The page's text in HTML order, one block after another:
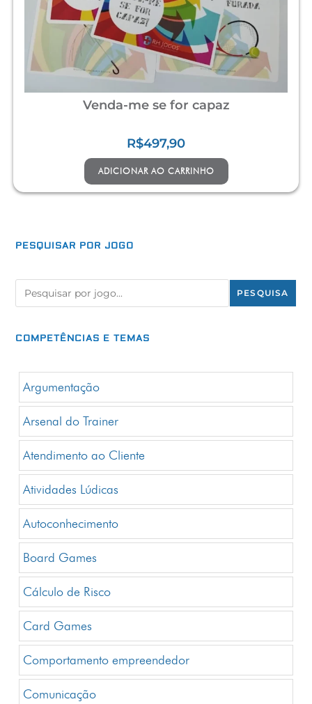
Venda-me se for capaz
R$497,90
ADICIONAR AO CARRINHO
PESQUISAR POR JOGO
PESQUISA
COMPETÊNCIAS E TEMAS
Argumentação
Arsenal do Trainer
Atendimento ao Cliente
Atividades Lúdicas
Autoconhecimento
Board Games
Cálculo de Risco
Card Games
Comportamento empreendedor
Comunicação